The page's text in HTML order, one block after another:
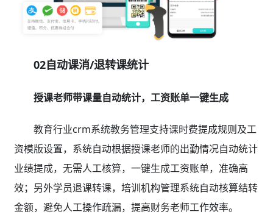
02自动课消/退转课统计
授课老师带课量自动统计，工资账单一键生成
教育行业crm系统教务管理支持课时费提成规则及工
资模版设置，系统自动根据授课老师的出勤情况自动统计
业绩提成，无需人工核算，一键生成工资账单，准确高
效；另外学员退课转课，培训机构管理系统自动核算结转
金额，避免人工操作疏漏，提高财务老师工作效率。